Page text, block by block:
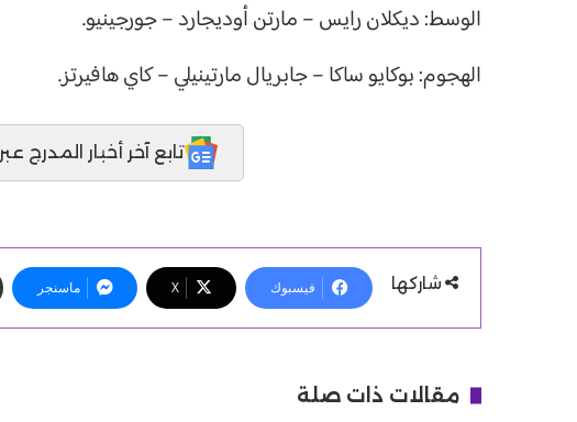
الوسط: ديكلان رايس – مارتن أوديجارد – جورجينيو.
الهجوم: بوكايو ساكا – جابريال مارتينيلي – كاي هافيرتز.
تابع آخر أخبار المدرج عبر Google News
شاركها فيسبوك X ماسنجر
مقالات ذات صلة